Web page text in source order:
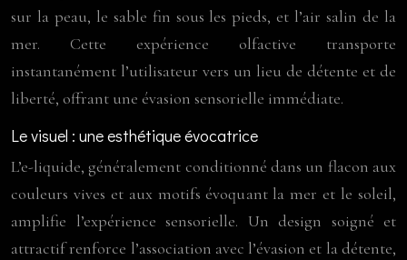
sur la peau, le sable fin sous les pieds, et l’air salin de la
mer. Cette expérience olfactive transporte
instantanément l’utilisateur vers un lieu de détente et de
liberté, offrant une évasion sensorielle immédiate.
Le visuel : une esthétique évocatrice
L’e-liquide, généralement conditionné dans un flacon aux
couleurs vives et aux motifs évoquant la mer et le soleil,
amplifie l’expérience sensorielle. Un design soigné et
attractif renforce l’association avec l’évasion et la détente,